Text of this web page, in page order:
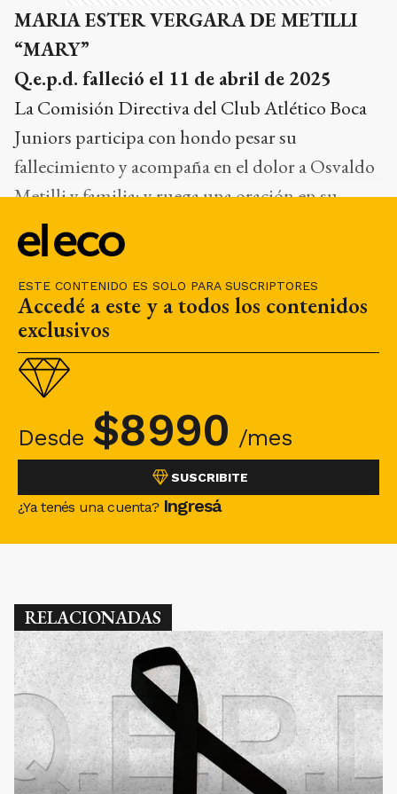
ESTE CONTENIDO ES SOLO PARA SUSCRIPTORES
Accedé a este y a todos los contenidos
exclusivos
Desde $8990 /mes
SUSCRIBITE
¿Ya tenés una cuenta? Ingresá
MARIA ESTER VERGARA DE METILLI
“MARY”
Q.e.p.d. falleció el 11 de abril de 2025
La Comisión Directiva del Club Atlético Boca
Juniors participa con hondo pesar su
fallecimiento y acompaña en el dolor a Osvaldo
Metilli y familia; y ruega una oración en su
memoria.
RELACIONADAS